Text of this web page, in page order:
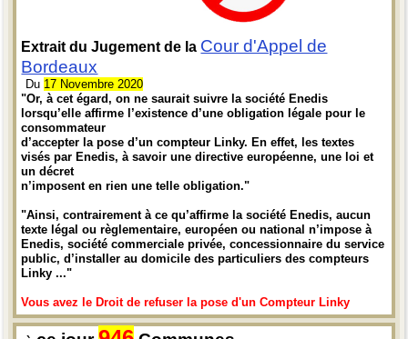
Extrait du Jugement de la Cour d'Appel de
Bordeaux
Du 17 Novembre 2020
"Or, à cet égard, on ne saurait suivre la société Enedis
lorsqu’elle affirme l’existence d’une obligation légale pour le
consommateur
d’accepter la pose d’un compteur Linky. En effet, les textes
visés par Enedis, à savoir une directive européenne, une loi et
un décret
n’imposent en rien une telle obligation."
"Ainsi, contrairement à ce qu’affirme la société Enedis, aucun
texte légal ou règlementaire, européen ou national n’impose à
Enedis, société commerciale privée, concessionnaire du service
public, d’installer au domicile des particuliers des compteurs
Linky ..."
Vous avez le Droit de refuser la pose d'un Compteur Linky